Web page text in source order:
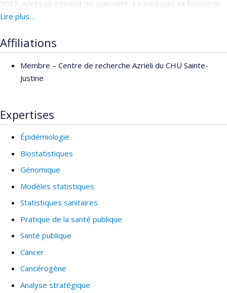
2017. Après un internat de spécialité, il a poursuivi sa formation
par un doctorat en biostatistique.
Lire plus…
Affiliations
Membre – Centre de recherche Azrieli du CHU Sainte-
Justine
Expertises
Épidémiologie
Biostatistiques
Génomique
Modèles statistiques
Statistiques sanitaires
Pratique de la santé publique
Santé publique
Cancer
Cancérogène
Analyse stratégique